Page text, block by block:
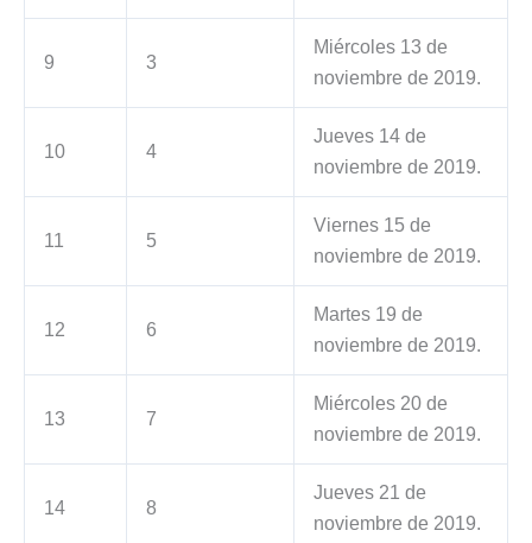
9 3
Miércoles 13 de
noviembre de 2019.
10 4
Jueves 14 de
noviembre de 2019.
11 5
Viernes 15 de
noviembre de 2019.
12 6
Martes 19 de
noviembre de 2019.
13 7
Miércoles 20 de
noviembre de 2019.
14 8
Jueves 21 de
noviembre de 2019.